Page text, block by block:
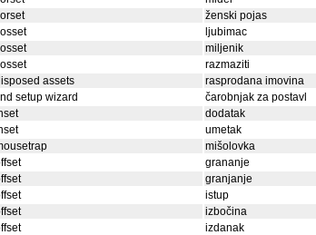
ženski pojas
ljubimac
miljenik
razmaziti
assets
rasprodana imovina
setup wizard
čarobnjak za postavl
dodatak
umetak
mišolovka
grananje
granjanje
istup
izbočina
izdanak